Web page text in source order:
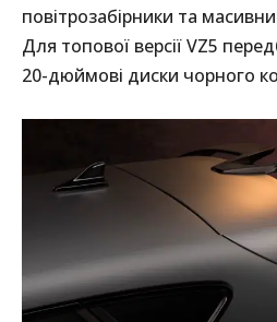
повітрозабірники та
Для топової версії VZ5
20-дюймові диски чорного